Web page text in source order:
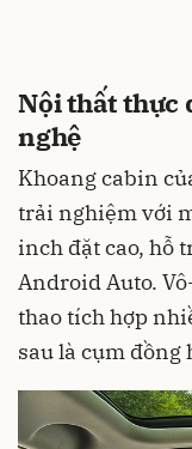
Nội thất thực
nghệ
Khoang cabin
trải nghiệm với
inch đặt cao, hỗ
Android Auto.
thao tích hợp
sau là cụm